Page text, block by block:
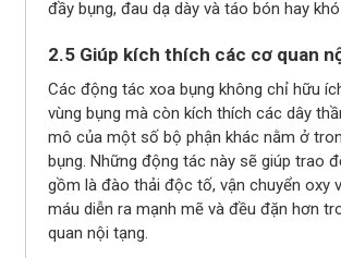
đầy bụng, đau dạ dày và táo bón hay
2.5 Giúp kích thích các cơ quan
Các động tác xoa bụng không chỉ hữu
vùng bụng mà còn kích thích các dây
mô của một số bộ phận khác nằm ở
bụng. Những động tác này sẽ giúp trao
gồm là đào thải độc tố, vận chuyển oxy
máu diễn ra mạnh mẽ và đều đặn hơn
quan nội tạng.